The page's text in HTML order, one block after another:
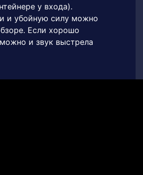
у входа).
и убойную силу можно
Если хорошо
и звук выстрела